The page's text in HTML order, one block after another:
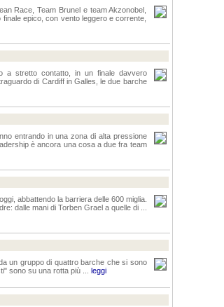
Race, Team Brunel e team Akzonobel,
epico, con vento leggero e corrente,
a stretto contatto, in un finale davvero
di Cardiff in Galles, le due barche
entrando in una zona di alta pressione
è ancora una cosa a due fra team
abbattendo la barriera delle 600 miglia.
dalle mani di Torben Grael a quelle di ...
un gruppo di quattro barche che si sono
sono su una rotta più ... leggi